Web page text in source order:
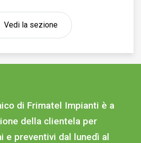
Vedi la sezione
di Frimatel Impianti è a
della clientela per
e preventivi dal lunedì al